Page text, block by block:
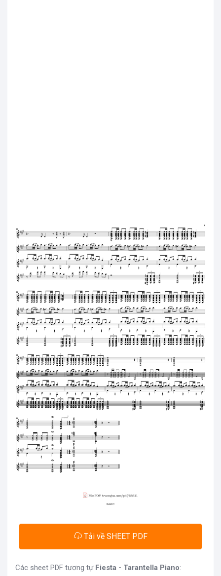
Tải về SHEET PDF
Các sheet PDF tương tự Fiesta - Tarantella Piano: